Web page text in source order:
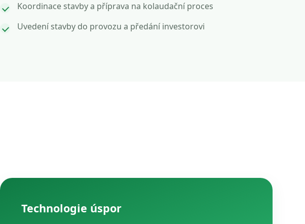
Koordinace stavby a příprava na kolaudační proces
Uvedení stavby do provozu a předání investorovi
Technologie úspor